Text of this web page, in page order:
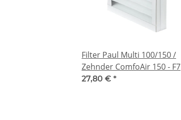
Filter Paul Multi 100/150 /
Zehnder ComfoAir 150 - F7
27,80 € *